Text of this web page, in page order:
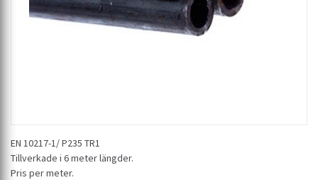
EN 10217-1/ P235 TR1
Tillverkade i 6 meter längder.
Pris per meter.